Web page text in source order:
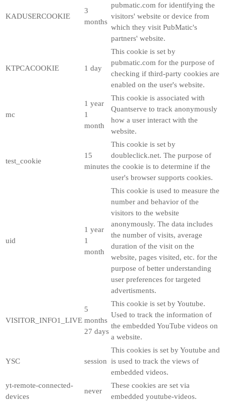
KADUSERCOOKIE
3
months
pubmatic.com for identifying the
visitors' website or device from
which they visit PubMatic's
partners' website.
KTPCACOOKIE 1 day
This cookie is set by
pubmatic.com for the purpose of
checking if third-party cookies are
enabled on the user's website.
mc
1 year
1
month
This cookie is associated with
Quantserve to track anonymously
how a user interact with the
website.
test_cookie
15
minutes
This cookie is set by
doubleclick.net. The purpose of
the cookie is to determine if the
user's browser supports cookies.
uid
1 year
1
month
This cookie is used to measure the
number and behavior of the
visitors to the website
anonymously. The data includes
the number of visits, average
duration of the visit on the
website, pages visited, etc. for the
purpose of better understanding
user preferences for targeted
advertisments.
VISITOR_INFO1_LIVE
5
months
27 days
This cookie is set by Youtube.
Used to track the information of
the embedded YouTube videos on
a website.
YSC session
This cookies is set by Youtube and
is used to track the views of
embedded videos.
yt-remote-connected-
devices
never
These cookies are set via
embedded youtube-videos.